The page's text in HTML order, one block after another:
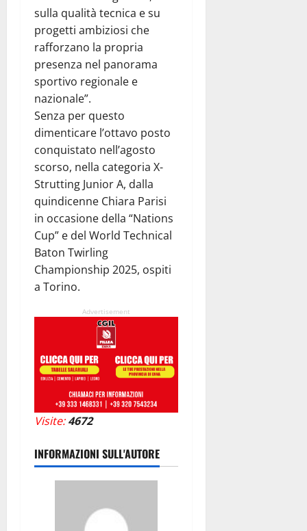
sulla qualità tecnica e su
progetti ambiziosi che
rafforzano la propria
presenza nel panorama
sportivo regionale e
nazionale”.
Senza per questo
dimenticare l’ottavo posto
conquistato nell’agosto
scorso, nella categoria X-
Strutting Junior A, dalla
quindicenne Chiara Parisi
in occasione della “Nations
Cup” e del World Technical
Baton Twirling
Championship 2025, ospiti
a Torino.
Advertisement
Visite: 4672
INFORMAZIONI SULL'AUTORE